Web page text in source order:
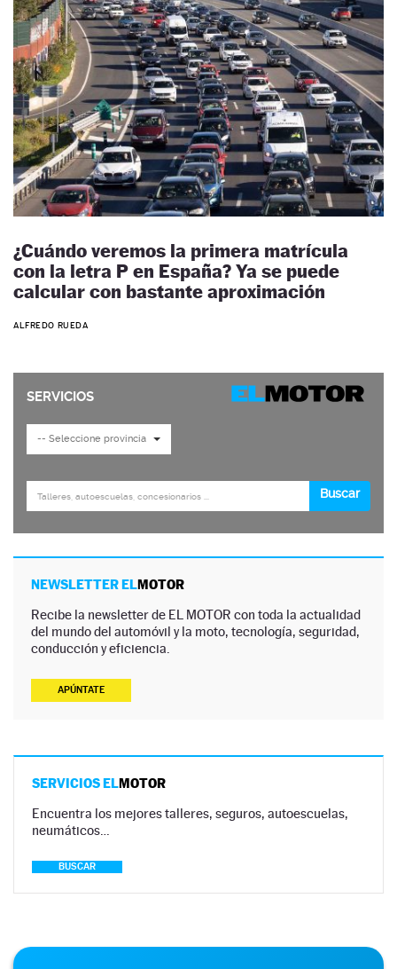
¿Cuándo veremos la primera matrícula
con la letra P en España? Ya se puede
calcular con bastante aproximación
ALFREDO RUEDA
NEWSLETTER ELMOTOR
Recibe la newsletter de EL MOTOR con toda la actualidad
del mundo del automóvil y la moto, tecnología, seguridad,
conducción y eficiencia.
APÚNTATE
SERVICIOS ELMOTOR
Encuentra los mejores talleres, seguros, autoescuelas,
neumáticos…
BUSCAR